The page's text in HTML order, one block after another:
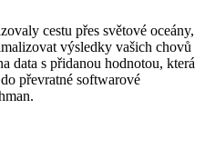
cestu přes světové oceány,
výsledky vašich chovů
data s přidanou hodnotou, která
převratné softwarové